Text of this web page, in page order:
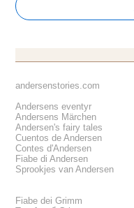
andersenstories.com
Andersens eventyr
Andersens Märchen
Andersen's fairy tales
Cuentos de Andersen
Contes d'Andersen
Fiabe di Andersen
Sprookjes van Andersen
Fiabe dei Grimm